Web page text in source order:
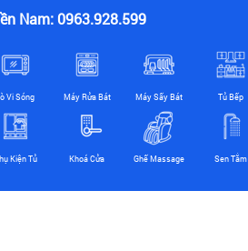
Nam: 0963.928.599
Vi Sóng Máy Rửa Bát Máy Sấy Bát Tủ Bếp
Kiện Tủ Khoá Cửa Ghế Massage Sen Tắm